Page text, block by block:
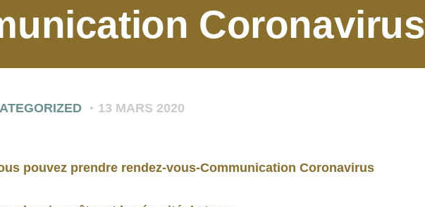
Coronavirus
TARIFS
ACTUALITÉS
CONTACT
13 MARS 2020
pouvez prendre rendez-vous-Communication Coronavirus